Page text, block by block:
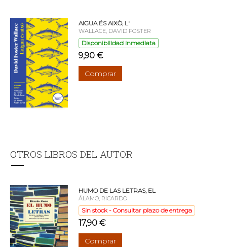
AIGUA ÉS AIXÒ, L'
WALLACE, DAVID FOSTER
Disponibilidad inmediata
9,90 €
Comprar
OTROS LIBROS DEL AUTOR
HUMO DE LAS LETRAS, EL
ÁLAMO, RICARDO
Sin stock - Consultar plazo de entrega
17,90 €
Comprar